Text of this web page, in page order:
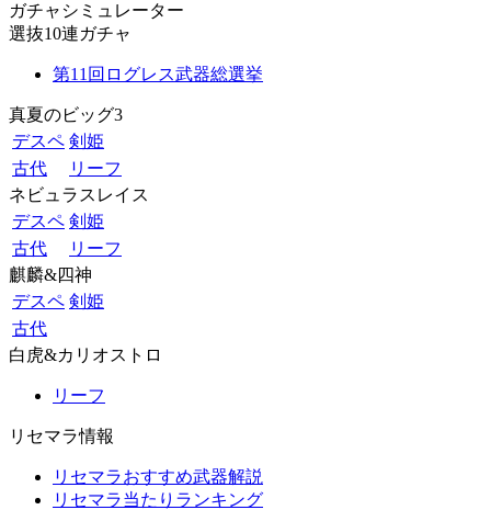
ガチャシミュレーター
選抜10連ガチャ
第11回ログレス武器総選挙
真夏のビッグ3
デスペ 剣姫
古代
リーフ
ネビュラスレイス
デスペ 剣姫
古代
リーフ
麒麟&四神
デスペ 剣姫
古代
白虎&カリオストロ
リーフ
リセマラ情報
リセマラおすすめ武器解説
リセマラ当たりランキング